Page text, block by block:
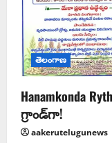
తెలంగాణ
Hanamkonda
గ్రాండ్‌గా!
aakerutelugunews